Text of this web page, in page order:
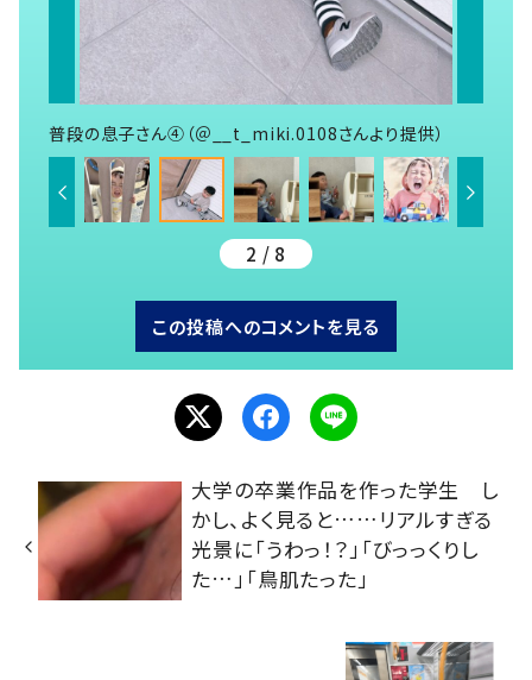
普段の息子さん④（＠__t_miki.0108さんより提供）
2 / 8
この投稿へのコメントを見る
大学の卒業作品を作った学生 し
かし、よく見ると……リアルすぎる
光景に「うわっ！？」「びっっくりし
た…」「鳥肌たった」